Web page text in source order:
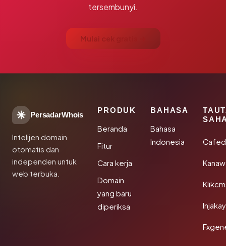
tersembunyi.
Mulai cek gratis →
PersadarWhois
Intelijen domain
otomatis dan
independen untuk
web terbuka.
PRODUK
Beranda
Fitur
Cara kerja
Domain
yang baru
diperiksa
BAHASA
Bahasa
Indonesia